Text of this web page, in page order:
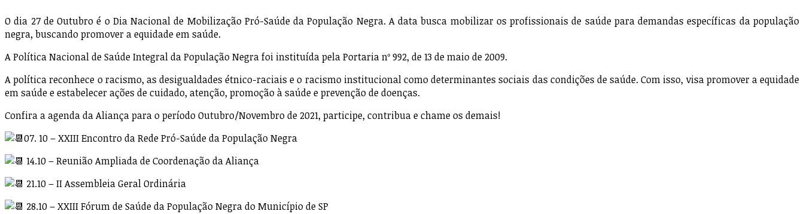
O dia 27 de Outubro é o Dia Nacional de Mobilização Pró-Saúde da População Negra. A data busca mobilizar os profissionais de saúde para demandas específicas da população
negra, buscando promover a equidade em saúde.
A Política Nacional de Saúde Integral da População Negra foi instituída pela Portaria nº 992, de 13 de maio de 2009.
A política reconhece o racismo, as desigualdades étnico-raciais e o racismo institucional como determinantes sociais das condições de saúde. Com isso, visa promover a equidade
em saúde e estabelecer ações de cuidado, atenção, promoção à saúde e prevenção de doenças.
Confira a agenda da Aliança para o período Outubro/Novembro de 2021, participe, contribua e chame os demais!
07. 10 – XXIII Encontro da Rede Pró-Saúde da População Negra
14.10 – Reunião Ampliada de Coordenação da Aliança
21.10 – II Assembleia Geral Ordinária
28.10 – XXIII Fórum de Saúde da População Negra do Município de SP